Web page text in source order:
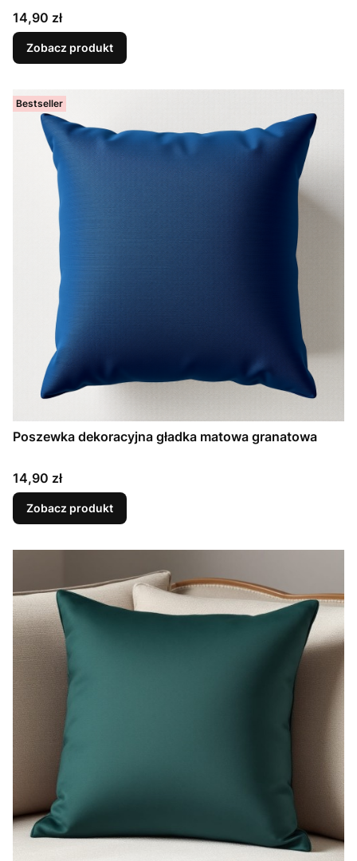
Cena
14,90 zł
Zobacz produkt
Bestseller
Poszewka dekoracyjna gładka matowa granatowa
Cena
14,90 zł
Zobacz produkt